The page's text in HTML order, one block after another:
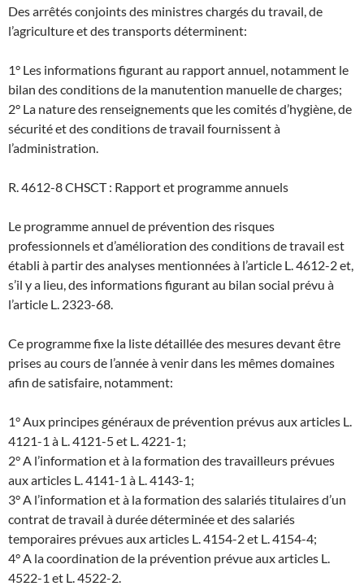
Des arrêtés conjoints des ministres chargés du travail, de
l’agriculture et des transports déterminent:
1° Les informations figurant au rapport annuel, notamment le
bilan des conditions de la manutention manuelle de charges;
2° La nature des renseignements que les comités d’hygiène, de
sécurité et des conditions de travail fournissent à
l’administration.
R. 4612-8 CHSCT : Rapport et programme annuels
Le programme annuel de prévention des risques
professionnels et d’amélioration des conditions de travail est
établi à partir des analyses mentionnées à l’article L. 4612-2 et,
s’il y a lieu, des informations figurant au bilan social prévu à
l’article L. 2323-68.
Ce programme fixe la liste détaillée des mesures devant être
prises au cours de l’année à venir dans les mêmes domaines
afin de satisfaire, notamment:
1° Aux principes généraux de prévention prévus aux articles L.
4121-1 à L. 4121-5 et L. 4221-1;
2° A l’information et à la formation des travailleurs prévues
aux articles L. 4141-1 à L. 4143-1;
3° A l’information et à la formation des salariés titulaires d’un
contrat de travail à durée déterminée et des salariés
temporaires prévues aux articles L. 4154-2 et L. 4154-4;
4° A la coordination de la prévention prévue aux articles L.
4522-1 et L. 4522-2.